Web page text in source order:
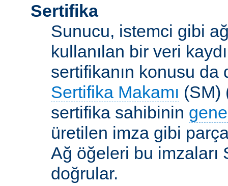
Sertifika
Sunucu, istemci gibi
kullanılan bir veri
sertifikanın konusu da
Sertifika Makamı (SM)
sertifika sahibinin
üretilen imza gibi
Ağ öğeleri bu imzaları
doğrular.